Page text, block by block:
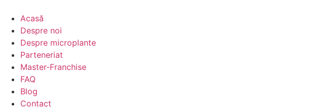
conținut
Acasă
Despre noi
Despre microplante
Parteneriat
Master-Franchise
FAQ
Blog
Contact